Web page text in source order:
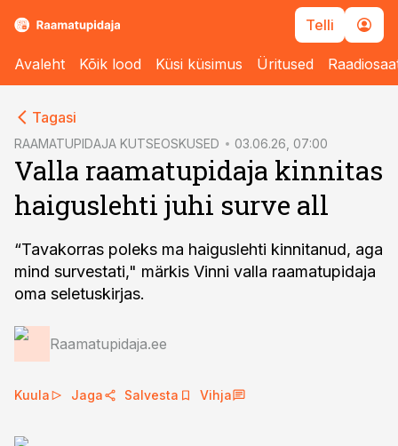
Telli
Avaleht Kõik lood Küsi küsimus Üritused
Tagasi
RAAMATUPIDAJA KUTSEOSKUSED 03.06.26, 07:00
Valla raamatupidaja kinnitas
haiguslehti juhi surve all
“Tavakorras poleks ma haiguslehti kinnitanud, aga
mind survestati," märkis Vinni valla raamatupidaja
oma seletuskirjas.
Raamatupidaja.ee
Kuula Jaga Salvesta Vihja